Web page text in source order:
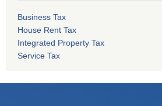
Business Tax
House Rent Tax
Integrated Property Tax
Service Tax